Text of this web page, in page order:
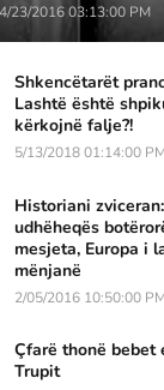
4/23/2016 03:13:00 PM
Shkencëtarët
Lashtë është
kërkojnë falje?!
5/13/2018 01:14:00 PM
Historiani
udhëheqës
mesjeta, Europa i
mënjanë
2/05/2016 10:50:00 PM
Çfarë thonë bebet
Trupit